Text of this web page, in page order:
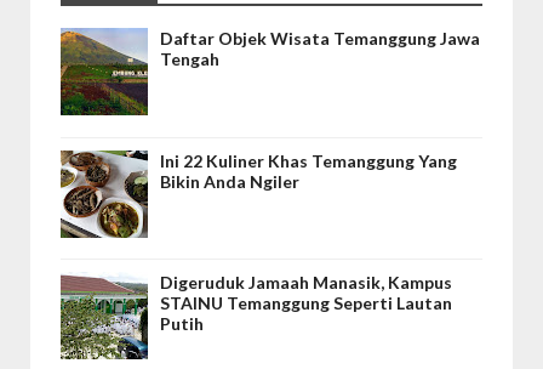
Daftar Objek Wisata Temanggung Jawa
Tengah
Ini 22 Kuliner Khas Temanggung Yang
Bikin Anda Ngiler
Digeruduk Jamaah Manasik, Kampus
STAINU Temanggung Seperti Lautan
Putih